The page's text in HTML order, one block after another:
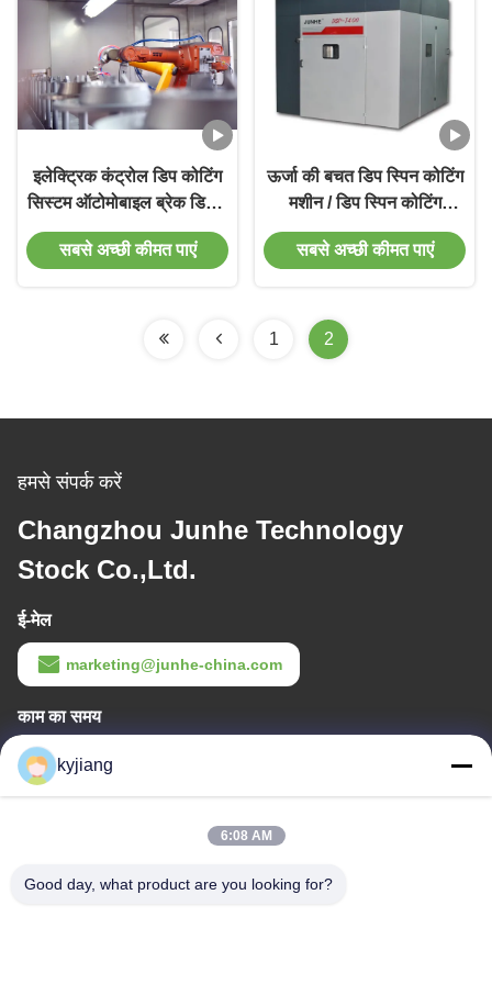
इलेक्ट्रिक कंट्रोल डिप कोटिंग
सिस्टम ऑटोमोबाइल ब्रेक डिस्क
इंडक्शन हीटिंग स्प्रे लाइन
सबसे अच्छी कीमत पाएं
ऊर्जा की बचत डिप स्पिन कोटिंग
मशीन / डिप स्पिन कोटिंग
उपकरण लाल ग्रे रंग
सबसे अच्छी कीमत पाएं
1 2
हमसे संपर्क करें
Changzhou Junhe Technology
Stock Co.,Ltd.
ई-मेल
marketing@junhe-china.com
काम का समय
8:00-17:30
हमारा पता
Jiangsu प्रांत
kyjiang
6:08 AM
Good day, what product are you looking for?